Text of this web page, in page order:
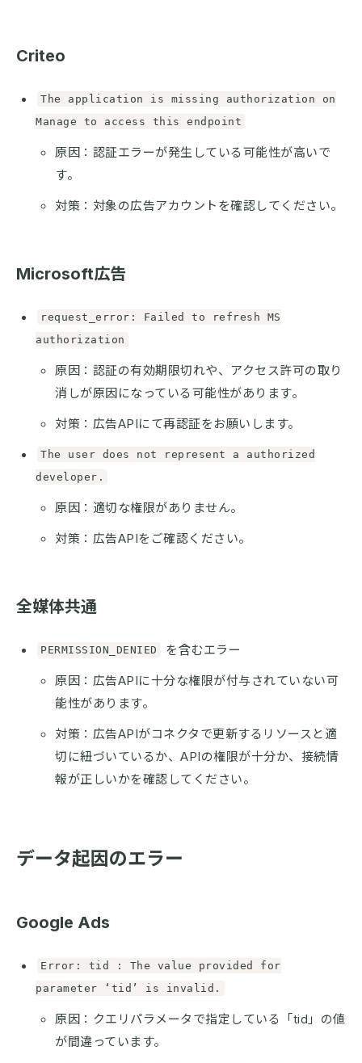
Criteo
The application is missing authorization on
Manage to access this endpoint
原因：認証エラーが発生している可能性が高いで
す。
対策：対象の広告アカウントを確認してください。
Microsoft広告
request_error: Failed to refresh MS
authorization
原因：認証の有効期限切れや、アクセス許可の取り
消しが原因になっている可能性があります。
対策：広告APIにて再認証をお願いします。
The user does not represent a authorized
developer.
原因：適切な権限がありません。
対策：広告APIをご確認ください。
全媒体共通
PERMISSION_DENIED
を含むエラー
原因：広告APIに十分な権限が付与されていない可
能性があります。
対策：広告APIがコネクタで更新するリソースと適
切に紐づいているか、APIの権限が十分か、接続情
報が正しいかを確認してください。
データ起因のエラー
Google Ads
Error: tid : The value provided for
parameter ‘tid’ is invalid.
原因：クエリパラメータで指定している「tid」の値
が間違っています。